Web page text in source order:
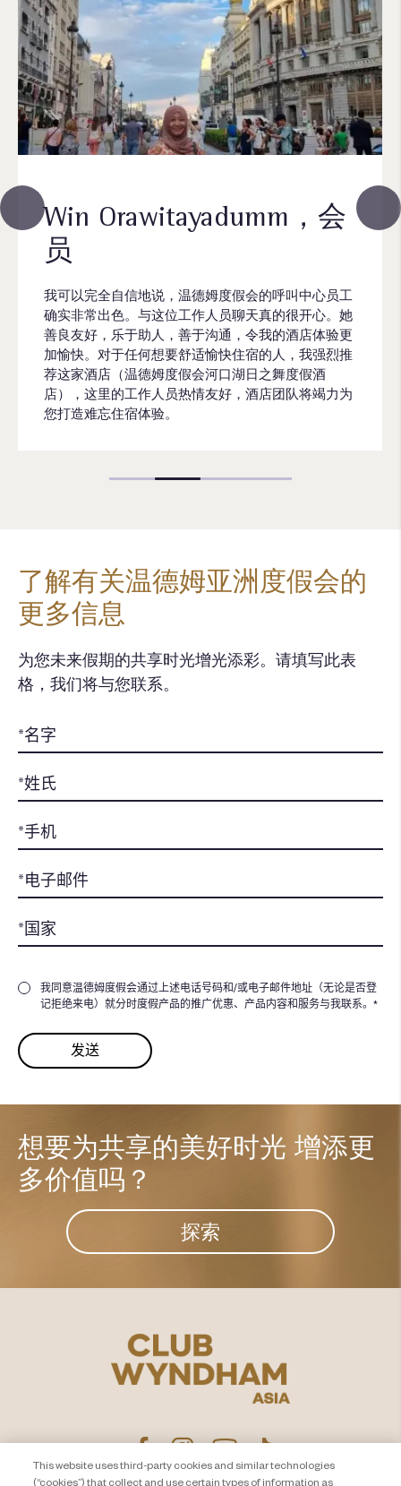
Win Orawitayadumm，会
员
我可以完全自信地说，温德姆度假会的呼叫中心员工
确实非常出色。与这位工作人员聊天真的很开心。她
善良友好，乐于助人，善于沟通，令我的酒店体验更
加愉快。对于任何想要舒适愉快住宿的人，我强烈推
荐这家酒店（温德姆度假会河口湖日之舞度假酒
店），这里的工作人员热情友好，酒店团队将竭力为
您打造难忘住宿体验。
了解有关温德姆亚洲度假会的
更多信息
为您未来假期的共享时光增光添彩。请填写此表
格，我们将与您联系。
我同意温德姆度假会通过上述电话号码和/或电子邮件地址（无论是否登
记拒绝来电）就分时度假产品的推广优惠、产品内容和服务与我联系。*
想要为共享的美好时光 增添更
多价值吗？
探索
This website uses third-party cookies and similar technologies
(“cookies”) that collect and use certain types of information as